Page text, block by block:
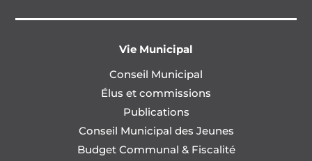
Vie Municipal
Conseil Municipal
Élus et commissions
Publications
Conseil Municipal des Jeunes
Budget Communal & Fiscalité